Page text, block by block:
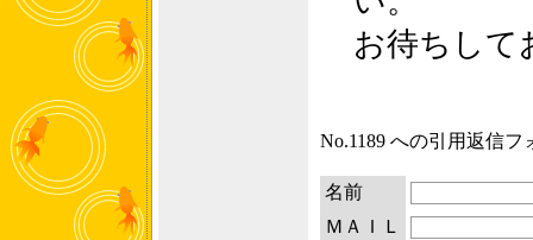
お待ちして
No.1189 への引用返信フ
名前
ＭＡＩＬ